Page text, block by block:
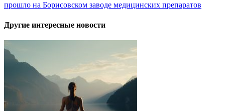
прошло на Борисовском заводе медицинских препаратов
Другие интересные новости